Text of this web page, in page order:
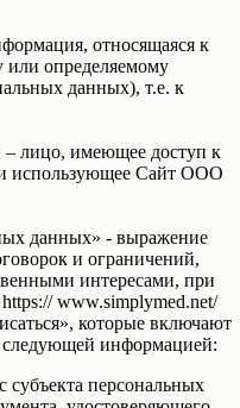
относящаяся к
или определяемому
данных), т.е. к
– лицо, имеющее доступ к
и использующее Сайт ООО
данных» - выражение
и ограничений,
интересами, при
www.simplymed.net/
которые включают
следующей информацией:
субъекта персональных